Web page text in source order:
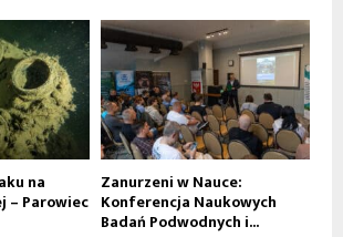
na
– Parowiec
Zanurzeni w Nauce:
Konferencja Naukowych
Badań Podwodnych i...